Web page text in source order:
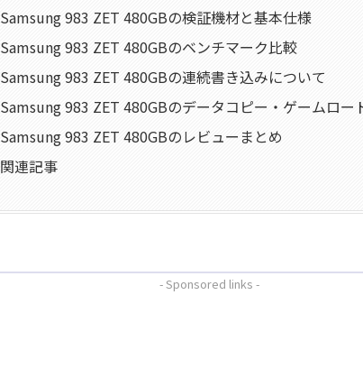
Samsung 983 ZET 480GBの検証機材と基本仕様
Samsung 983 ZET 480GBのベンチマーク比較
Samsung 983 ZET 480GBの連続書き込みについて
Samsung 983 ZET 480GBのデータコピー・ゲームロー
Samsung 983 ZET 480GBのレビューまとめ
関連記事
- Sponsored links -